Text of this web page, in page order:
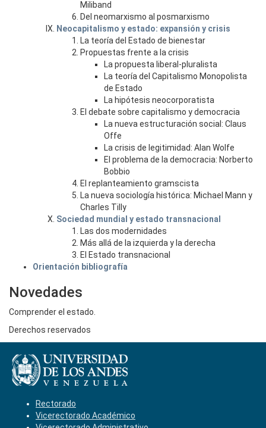
Miliband
Del neomarxismo al posmarxismo
Neocapitalismo y estado: expansión y crisis
La teoría del Estado de bienestar
Propuestas frente a la crisis
La propuesta liberal-pluralista
La teoría del Capitalismo Monopolista
de Estado
La hipótesis neocorporatista
El debate sobre capitalismo y democracia
La nueva estructuración social: Claus
Offe
La crisis de legitimidad: Alan Wolfe
El problema de la democracia: Norberto
Bobbio
El replanteamiento gramscista
La nueva sociología histórica: Michael Mann y
Charles Tilly
Sociedad mundial y estado transnacional
Las dos modernidades
Más allá de la izquierda y la derecha
El Estado transnacional
Orientación bibliografía
Novedades
Comprender el estado.
Derechos reservados
Rectorado
Vicerectorado Académico